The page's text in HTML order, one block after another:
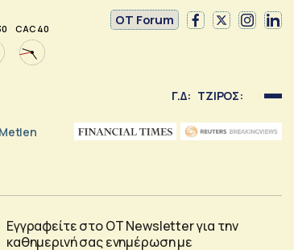
CAC 40
OT Forum
Γ.Δ: ΤΖΙΡΟΣ:
Εγγραφείτε στο OT Newsletter για την
καθημερινή σας ενημέρωση με